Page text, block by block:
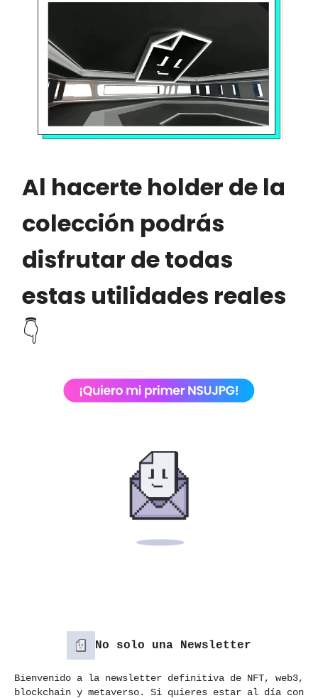
Al hacerte holder de la
colección podrás
disfrutar de todas
estas utilidades reales
👇
No solo una Newsletter
Bienvenido a la newsletter definitiva de NFT, web3,
blockchain y metaverso. Si quieres estar al día con